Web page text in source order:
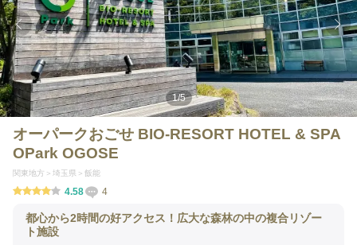
1/5
オーパークおごせ BIO-RESORT HOTEL & SPA
OPark OGOSE
関東地方 埼玉県 飯能
4.58 4
都心から2時間の好アクセス！広大な森林の中の複合リゾー
ト施設